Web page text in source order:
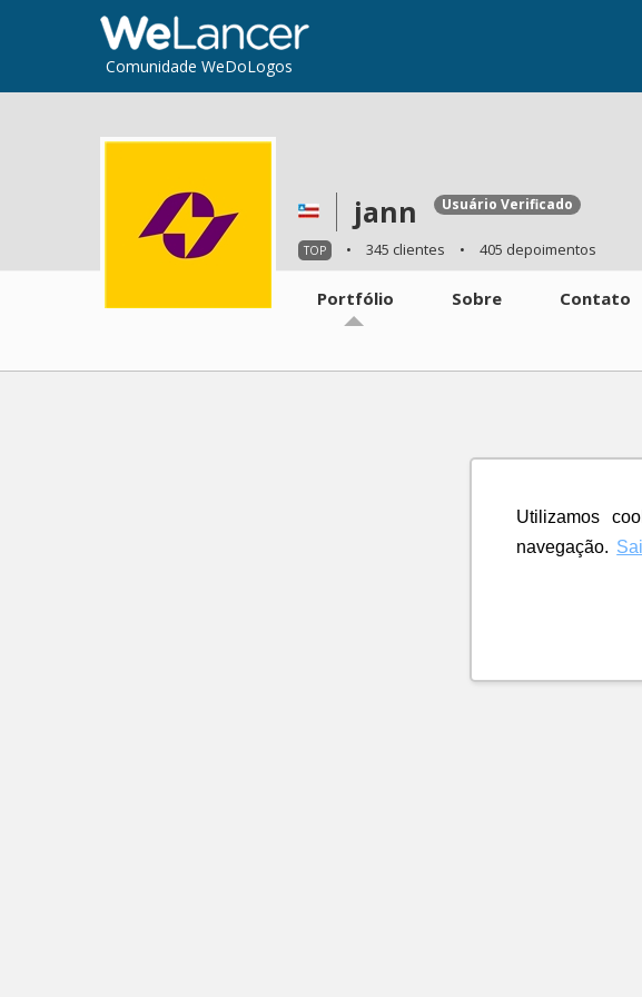
Utilizamos
navegação.
Comunidade WeDoLogos
jann Usuário Verificado
TOP • 345 clientes • 405 depoimentos
Portfólio Sobre Contato